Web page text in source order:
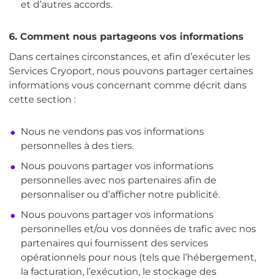
et d’autres accords.
6. Comment nous partageons vos informations
Dans certaines circonstances, et afin d’exécuter les
Services Cryoport, nous pouvons partager certaines
informations vous concernant comme décrit dans
cette section :
Nous ne vendons pas vos informations
personnelles à des tiers.
Nous pouvons partager vos informations
personnelles avec nos partenaires afin de
personnaliser ou d’afficher notre publicité.
Nous pouvons partager vos informations
personnelles et/ou vos données de trafic avec nos
partenaires qui fournissent des services
opérationnels pour nous (tels que l’hébergement,
la facturation, l’exécution, le stockage des